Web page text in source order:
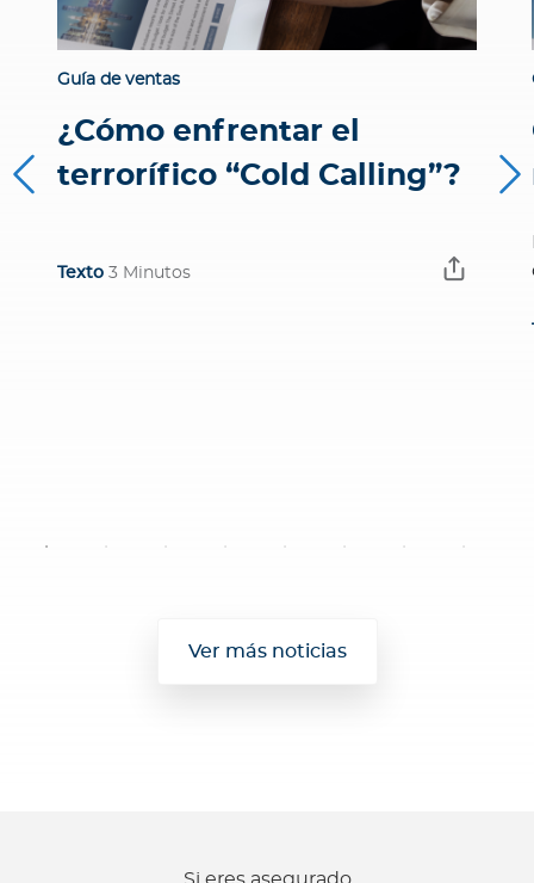
Guía de ventas
¿Cómo enfrentar el
terrorífico “Cold Calling”?
Texto 3 Minutos
Ver más noticias
Si eres asegurado